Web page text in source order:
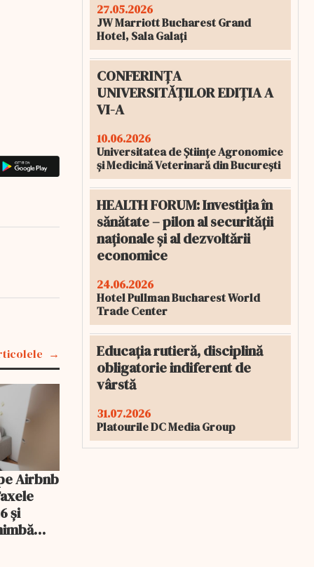
Airbnb
și
27.05.2026
JW Marriott Bucharest Grand
Hotel, Sala Galați
CONFERINȚA
UNIVERSITĂȚILOR EDIȚIA A
VI-A
10.06.2026
Universitatea de Științe Agronomice
și Medicină Veterinară din București
HEALTH FORUM: Investiția în
sănătate – pilon al securității
naționale și al dezvoltării
economice
24.06.2026
Hotel Pullman Bucharest World
Trade Center
Educația rutieră, disciplină
obligatorie indiferent de
vârstă
31.07.2026
Platourile DC Media Group